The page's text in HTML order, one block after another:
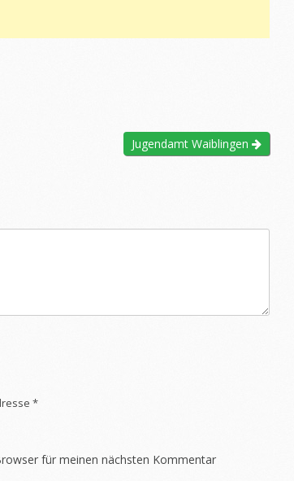
Jugendamt Waiblingen
*
für meinen nächsten Kommentar